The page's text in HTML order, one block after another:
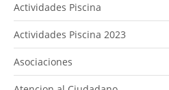
Actividades Piscina
Actividades Piscina 2023
Asociaciones